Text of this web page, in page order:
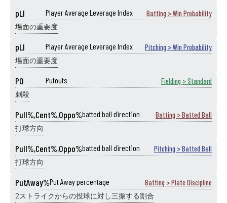
pLI Player Average Leverage Index Batting > Win Probability
場面の重要度
pLI Player Average Leverage Index Pitching > Win Probability
場面の重要度
PO Putouts Fielding > Standard
刺殺
Pull%,Cent%,Oppo%batted ball direction Batting > Batted Ball
打球方向
Pull%,Cent%,Oppo%batted ball direction Pitching > Batted Ball
打球方向
PutAway%Put Away percentage Batting > Plate Discipline
2ストライクからの投球に対し三振する割合